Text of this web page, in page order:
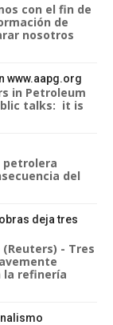
con el fin de
de
nosotros
www.aapg.org
in Petroleum
talks: it is
petrolera
del
deja tres
(Reuters) - Tres
la refinería